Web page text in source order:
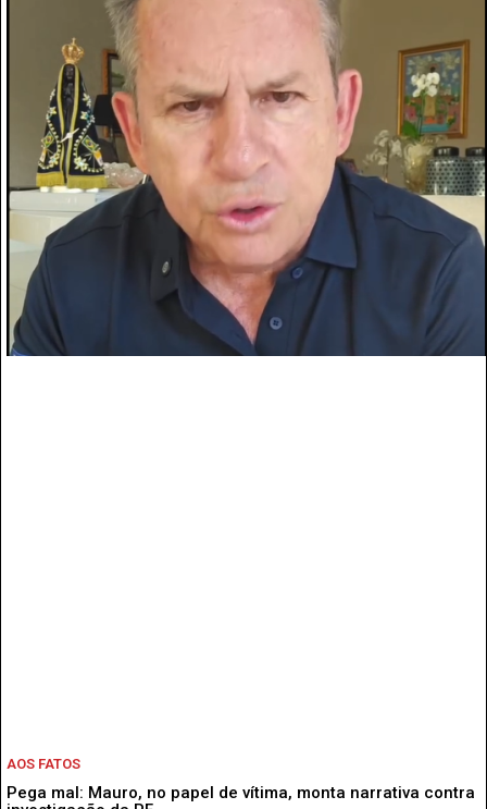
AOS FATOS
Pega mal: Mauro, no papel de vítima, monta narrativa contra